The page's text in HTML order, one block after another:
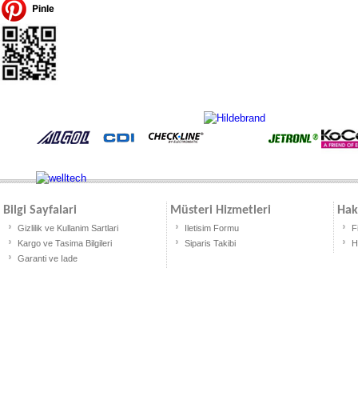
Bilgi Sayfalari
Gizlilik ve Kullanim Sartlari
Kargo ve Tasima Bilgileri
Garanti ve Iade
Müsteri Hizmetleri
Iletisim Formu
Siparis Takibi